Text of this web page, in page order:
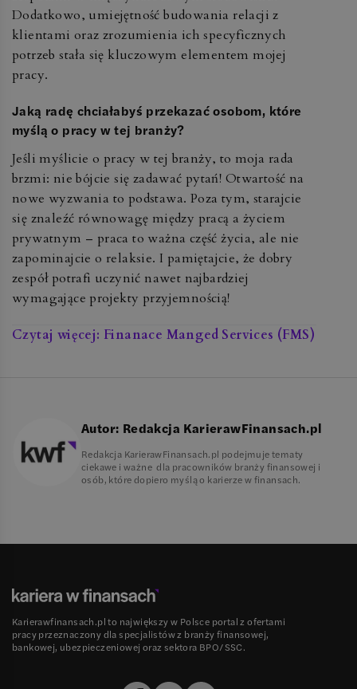
Dodatkowo, umiejętność budowania relacji z
klientami oraz zrozumienia ich specyficznych
potrzeb stała się kluczowym elementem mojej
pracy.
Jaką radę chciałabyś przekazać osobom, które
myślą o pracy w tej branży?
Jeśli myślicie o pracy w tej branży, to moja rada
brzmi: nie bójcie się zadawać pytań! Otwartość na
nowe wyzwania to podstawa. Poza tym, starajcie
się znaleźć równowagę między pracą a życiem
prywatnym – praca to ważna część życia, ale nie
zapominajcie o relaksie. I pamiętajcie, że dobry
zespół potrafi uczynić nawet najbardziej
wymagające projekty przyjemnością!
Czytaj więcej: Finanace Manged Services (FMS)
Autor: Redakcja KarierawFinansach.pl
Redakcja KarierawFinansach.pl podejmuje tematy
ciekawe i ważne dla pracowników branży finansowej i
osób, które dopiero myślą o karierze w finansach.
Karierawfinansach.pl to największy w Polsce portal z ofertami
pracy przeznaczony dla specjalistów z branży finansowej,
bankowej, ubezpieczeniowej oraz sektora BPO/SSC.